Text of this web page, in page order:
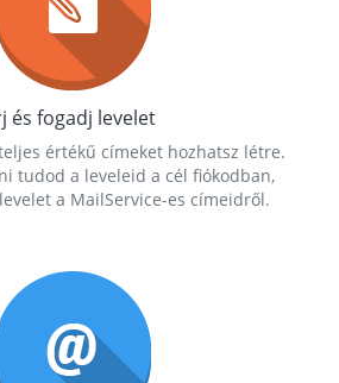
és fogadj levelet
értékű címeket hozhatsz létre.
tudod a leveleid a cél fiókodban,
a MailService-es címeidről.